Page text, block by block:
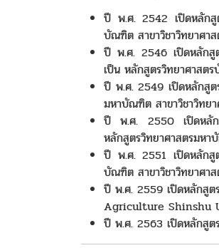
ปี พ.ศ. 2542 เปิดหลักสู
บัณฑิต สาขาวิชาวิทยาศาส
ปี พ.ศ. 2546 เปิดหลักสูต
เป็น หลักสูตรวิทยาศาสตร
ปี พ.ศ. 2549 เปิดหลักสูต
มหาบัณฑิต สาขาวิชาวิทยา
ปี พ.ศ. 2550 เปิดหลักสู
หลักสูตรวิทยาศาสตรมหา
ปี พ.ศ. 2551 เปิดหลักสู
บัณฑิต สาขาวิชาวิทยาศาส
ปี พ.ศ. 2559 เปิดหลักสู
Agriculture Shinshu
ปี พ.ศ. 2563 เปิดหลักสู